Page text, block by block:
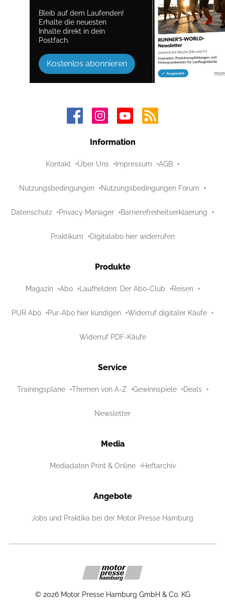
Bleib auf dem Laufenden!
Erhalte die neuesten
Inhalte direkt in dein
Postfach.
Kostenlos abonnieren
Information
Kontakt Über Uns Impressum AGB
Nutzungsbedingungen Nutzungsbedingungen Forum
Datenschutz Privacy Manager Barrierefreiheitserklaerung
Praktikum Digitalabo hier widerrufen
Produkte
Magazin Abo Laufhelden: Der Abo-Club Reisen
PUR Abo Pur-Abo hier kündigen Widerruf digitaler Käufe
Widerruf PDF-Käufe
Service
Trainingspläne Themen von A-Z Gewinnspiele Deals
Newsletter
Media
Mediadaten Print & Online Heftarchiv
Angebote
Jobs und Praktika bei der Motor Presse Hamburg
© 2026 Motor Presse Hamburg GmbH & Co. KG